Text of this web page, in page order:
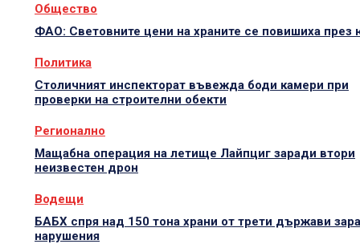
Общество
ФАО: Световните цени на храните се повишиха през
Политика
Столичният инспекторат въвежда боди камери при
проверки на строителни обекти
Регионално
Мащабна операция на летище Лайпциг заради втори
неизвестен дрон
Водещи
БАБХ спря над 150 тона храни от трети държави
нарушения